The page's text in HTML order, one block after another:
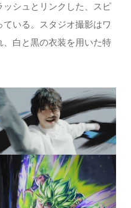
シュとリンクした、スピ
いる。スタジオ撮影はワ
白と黒の衣装を用いた特